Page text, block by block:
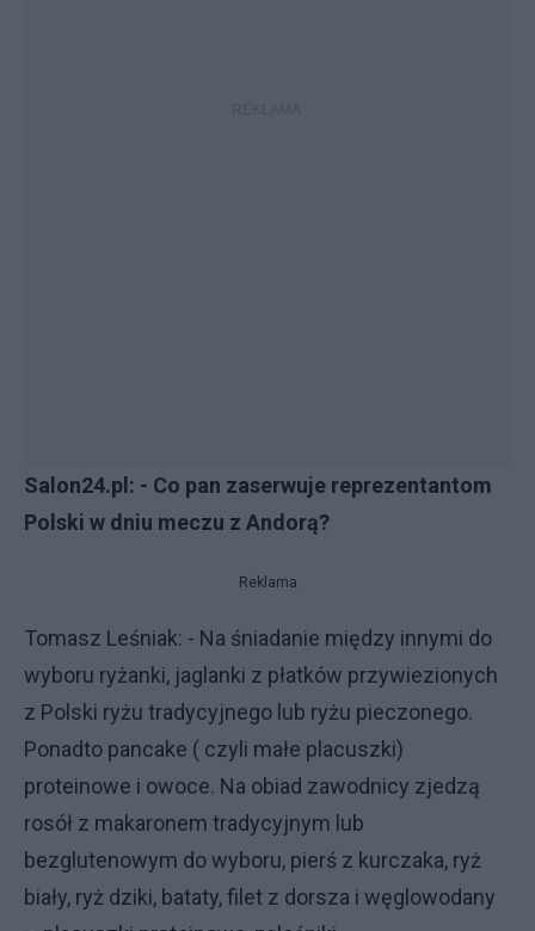
Salon24.pl: - Co pan zaserwuje reprezentantom
Polski w dniu meczu z Andorą?
Reklama
Tomasz Leśniak: - Na śniadanie między innymi do
wyboru ryżanki, jaglanki z płatków przywiezionych
z Polski ryżu tradycyjnego lub ryżu pieczonego.
Ponadto pancake ( czyli małe placuszki)
proteinowe i owoce. Na obiad zawodnicy zjedzą
rosół z makaronem tradycyjnym lub
bezglutenowym do wyboru, pierś z kurczaka, ryż
biały, ryż dziki, bataty, filet z dorsza i węglowodany